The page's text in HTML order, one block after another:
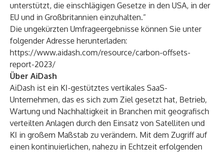
unterstützt, die einschlägigen Gesetze in den USA, in der
EU und in Großbritannien einzuhalten.“
Die ungekürzten Umfrageergebnisse können Sie unter
folgender Adresse herunterladen:
https://www.aidash.com/resource/carbon-offsets-
report-2023/
Über AiDash
AiDash ist ein KI-gestütztes vertikales SaaS-
Unternehmen, das es sich zum Ziel gesetzt hat, Betrieb,
Wartung und Nachhaltigkeit in Branchen mit geografisch
verteilten Anlagen durch den Einsatz von Satelliten und
KI in großem Maßstab zu verändern. Mit dem Zugriff auf
einen kontinuierlichen, nahezu in Echtzeit erfolgenden